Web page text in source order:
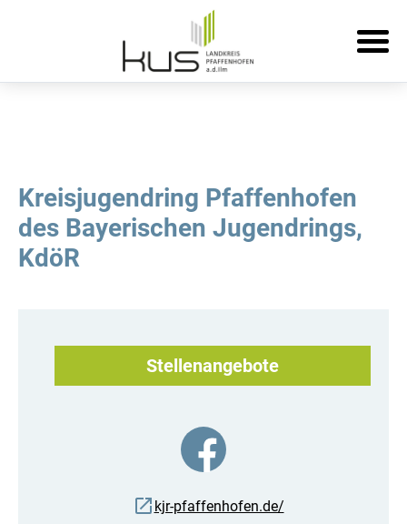
Kreisjugendring Pfaffenhofen
des Bayerischen Jugendrings,
KdöR
Stellenangebote
kjr-pfaffenhofen.de/